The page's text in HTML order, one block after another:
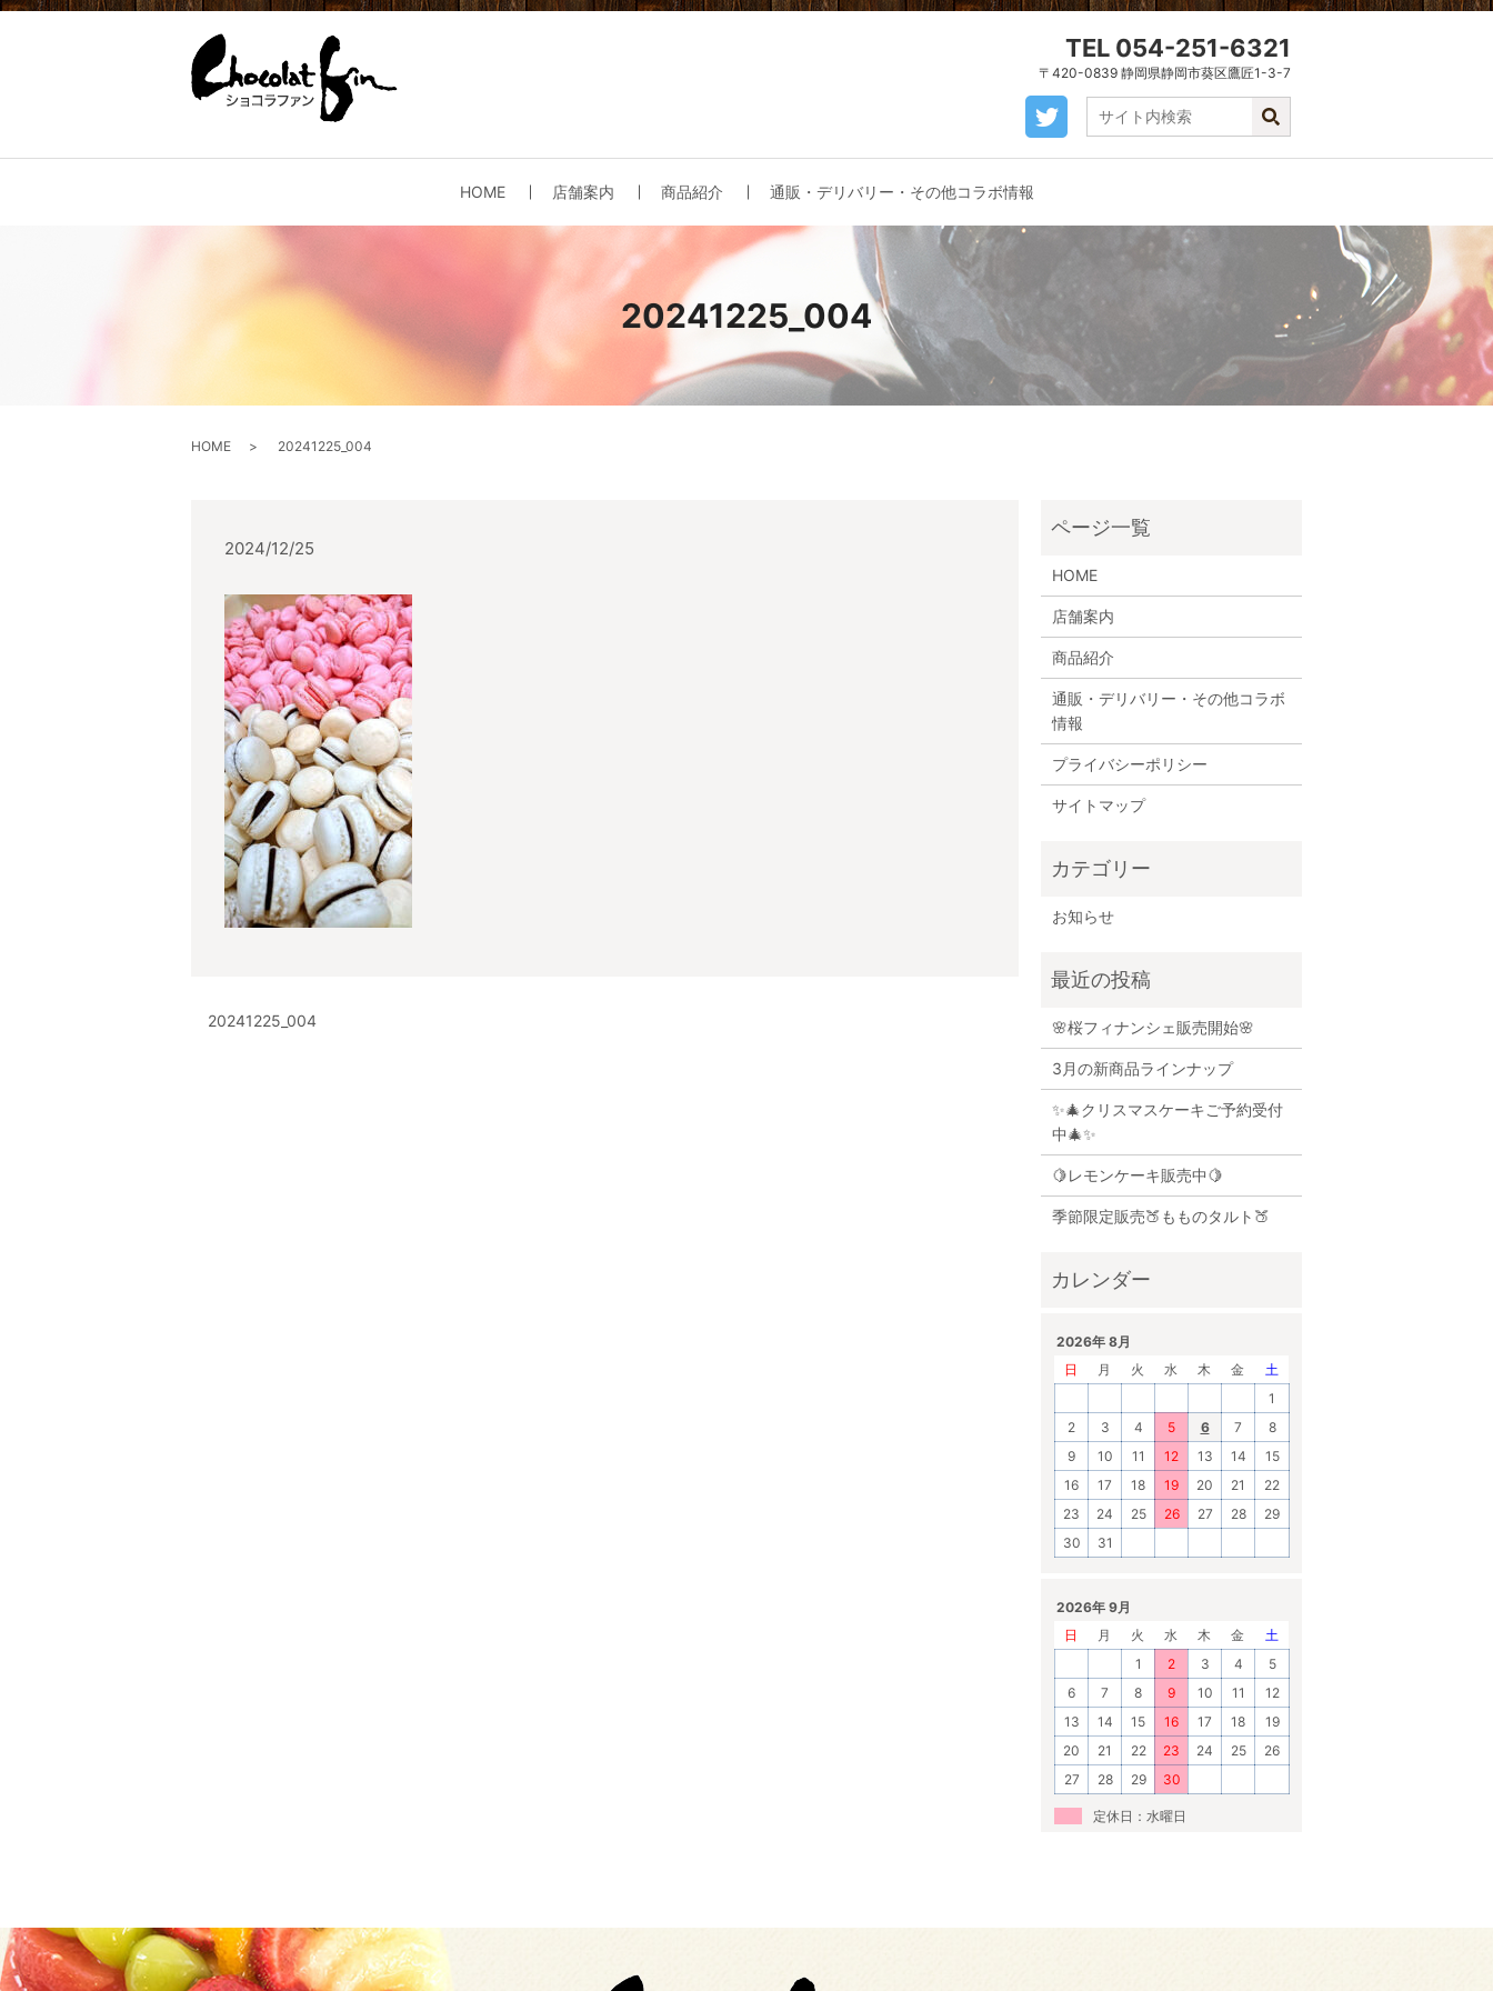
TEL 054-251-6321
〒420-0839 静岡県静岡市葵区鷹匠1-3-7
HOME 店舗案内 商品紹介 通販・デリバリー・その他コラボ情報
20241225_004
HOME 20241225_004
2024/12/25
20241225_004
HOME
店舗案内
商品紹介
通販・デリバリー・その他コラボ
情報
プライバシーポリシー
サイトマップ
お知らせ
🌸桜フィナンシェ販売開始🌸
3月の新商品ラインナップ
✨🎄クリスマスケーキご予約受付
中🎄✨
🍋レモンケーキ販売中🍋
季節限定販売🍑もものタルト🍑
2026年 8月
日
月 火 水 木 金
土
1
2
3 4 5 6 7
8
9
10 11 12 13 14
15
16
17 18 19 20 21
22
23
24 25 26 27 28
29
30
31
2026年 9月
日
月 火 水 木 金
土
1
2 3 4
5
6
7 8 9 10 11
12
13
14 15 16 17 18
19
20
21 22 23 24 25
26
27
28 29 30
定休日：水曜日